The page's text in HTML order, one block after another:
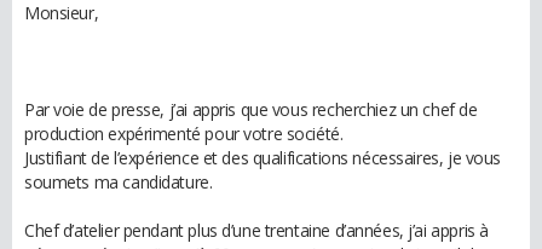
Monsieur,
Par voie de presse, j’ai appris que vous recherchiez un chef de
production expérimenté pour votre société.
Justifiant de l’expérience et des qualifications nécessaires, je vous
soumets ma candidature.
Chef d’atelier pendant plus d’une trentaine d’années, j’ai appris à